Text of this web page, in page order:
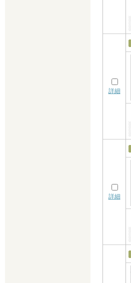
詳細
詳細